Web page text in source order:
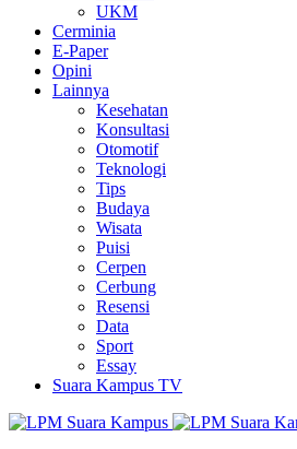
UKM
Cerminia
E-Paper
Opini
Lainnya
Kesehatan
Konsultasi
Otomotif
Teknologi
Tips
Budaya
Wisata
Puisi
Cerpen
Cerbung
Resensi
Data
Sport
Essay
Suara Kampus TV